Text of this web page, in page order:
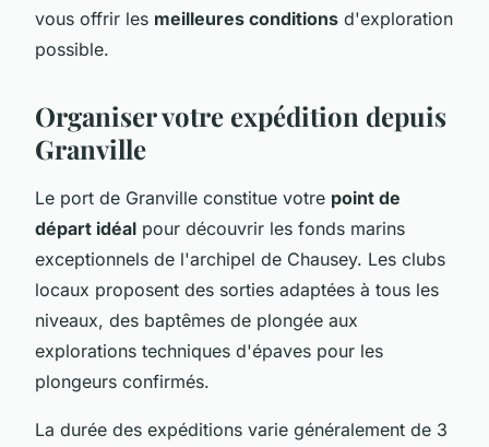
vous offrir les meilleures conditions d'exploration
possible.
Organiser votre expédition depuis
Granville
Le port de Granville constitue votre point de
départ idéal pour découvrir les fonds marins
exceptionnels de l'archipel de Chausey. Les clubs
locaux proposent des sorties adaptées à tous les
niveaux, des baptêmes de plongée aux
explorations techniques d'épaves pour les
plongeurs confirmés.
La durée des expéditions varie généralement de 3